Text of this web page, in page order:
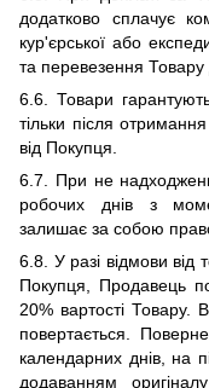
додатково сплачує
кур'єрської або
та перевезення Товару
6.6. Товари
тільки після
від Покупця.
6.7.
При не
робочих днів з
залишає за собою
6.8. У разі відмови від
Покупця , Продавець
20% вартості Товару.
повертається.
календарних днів, на
додаванням